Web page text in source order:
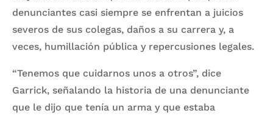
denunciantes casi siempre se enfrentan a juicios
severos de sus colegas, daños a su carrera y, a
veces, humillación pública y repercusiones legales.
“Tenemos que cuidarnos unos a otros”, dice
Garrick, señalando la historia de una denunciante
que le dijo que tenía un arma y que estaba